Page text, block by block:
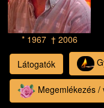
* 1967 † 2006
Látogatók
Megemlékezés /